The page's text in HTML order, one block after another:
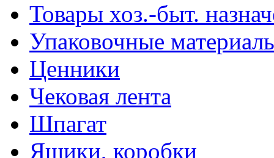
Товары хоз.-быт.
Упаковочные
Ценники
Чековая лента
Шпагат
Ящики, коробки